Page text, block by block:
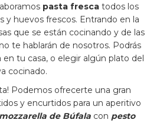
pasta fresca todos los
y huevos frescos. Entrando en la
que se están cocinando y de las
te hablarán de nosotros. Podrás
en tu casa, o elegir algún plato del
cocinado.
Podemos ofrecerte una gran
y encurtidos para un aperitivo
mozzarella de Búfala con pesto